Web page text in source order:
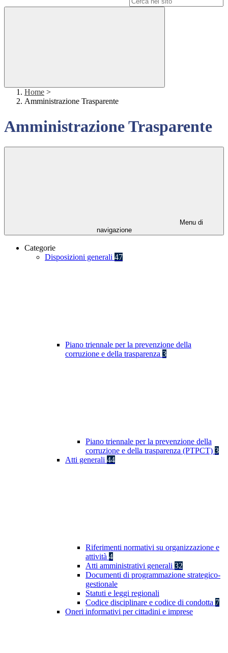
Home >
Amministrazione Trasparente
Amministrazione Trasparente
Menu di
navigazione
Categorie
Disposizioni generali 47
Piano triennale per la prevenzione della
corruzione e della trasparenza 3
Piano triennale per la prevenzione della
corruzione e della trasparenza (PTPCT) 3
Atti generali 44
Riferimenti normativi su organizzazione e
attività 4
Atti amministrativi generali 32
Documenti di programmazione strategico-
gestionale
Statuti e leggi regionali
Codice disciplinare e codice di condotta 7
Oneri informativi per cittadini e imprese